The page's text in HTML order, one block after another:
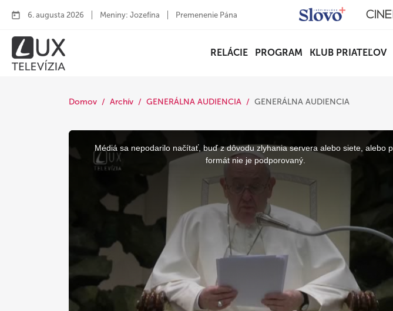
6. augusta 2026 Meniny: Jozefína Premenenie Pána
RELÁCIE PROGRAM KLUB PRIATEĽOV
Domov Archív GENERÁLNA AUDIENCIA GENERÁLNA AUDIENCIA
This
Médiá sa nepodarilo načítať, buď z dôvodu zlyhania servera alebo siete, alebo
formát nie je podporovaný.